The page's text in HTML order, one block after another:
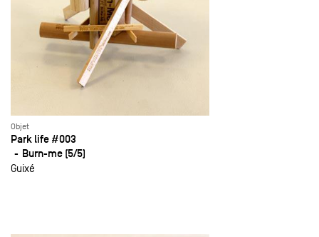
Objet
Park life #003
Burn-me (5/5)
Guixé